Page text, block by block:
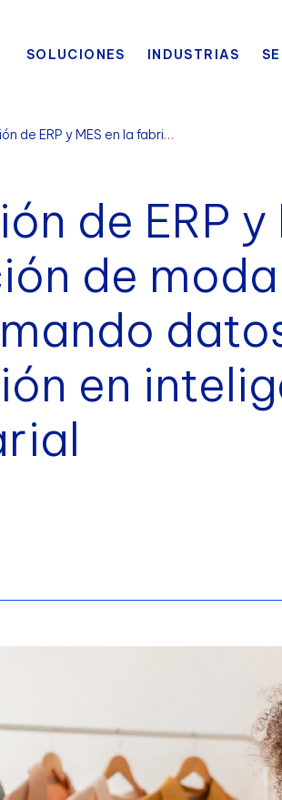
SOLUCIONES INDUSTRIAS
Integración de ERP y MES en la fabricación de moda: Transformando datos de producción en inteligencia empresarial
de ERP y
de
en